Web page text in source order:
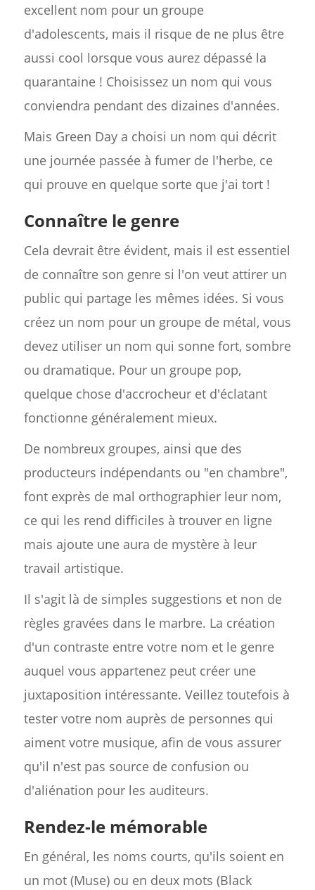
excellent nom pour un groupe
d'adolescents, mais il risque de ne plus être
aussi cool lorsque vous aurez dépassé la
quarantaine ! Choisissez un nom qui vous
conviendra pendant des dizaines d'années.
Mais Green Day a choisi un nom qui décrit
une journée passée à fumer de l'herbe, ce
qui prouve en quelque sorte que j'ai tort !
Connaître le genre
Cela devrait être évident, mais il est essentiel
de connaître son genre si l'on veut attirer un
public qui partage les mêmes idées. Si vous
créez un nom pour un groupe de métal, vous
devez utiliser un nom qui sonne fort, sombre
ou dramatique. Pour un groupe pop,
quelque chose d'accrocheur et d'éclatant
fonctionne généralement mieux.
De nombreux groupes, ainsi que des
producteurs indépendants ou "en chambre",
font exprès de mal orthographier leur nom,
ce qui les rend difficiles à trouver en ligne
mais ajoute une aura de mystère à leur
travail artistique.
Il s'agit là de simples suggestions et non de
règles gravées dans le marbre. La création
d'un contraste entre votre nom et le genre
auquel vous appartenez peut créer une
juxtaposition intéressante. Veillez toutefois à
tester votre nom auprès de personnes qui
aiment votre musique, afin de vous assurer
qu'il n'est pas source de confusion ou
d'aliénation pour les auditeurs.
Rendez-le mémorable
En général, les noms courts, qu'ils soient en
un mot (Muse) ou en deux mots (Black